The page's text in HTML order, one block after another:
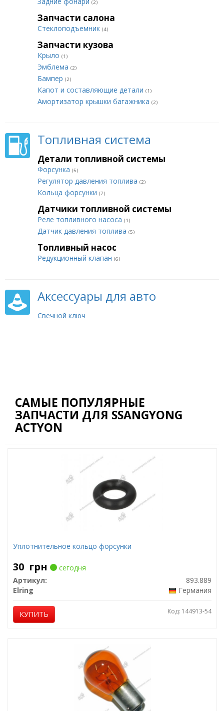
(2)
Запчасти салона
Стеклоподъемник (4)
Запчасти кузова
Крыло (1)
Эмблема (2)
Бампер (2)
Капот и составляющие детали (1)
Амортизатор крышки багажника (2)
Топливная система
Детали топливной системы
Форсунка (5)
Регулятор давления топлива (2)
Кольца форсунки (7)
Датчики топливной системы
Реле топливного насоса (1)
Датчик давления топлива (5)
Топливный насос
Редукционный клапан (6)
Аксессуары для авто
Свечной ключ
САМЫЕ ПОПУЛЯРНЫЕ
ЗАПЧАСТИ ДЛЯ SSANGYONG
ACTYON
Уплотнительное кольцо форсунки
30 грн
сегодня
Артикул:
893.889
Elring
Германия
КУПИТЬ Код: 144913-54